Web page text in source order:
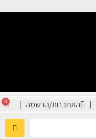
התחברות/הרשמה 0